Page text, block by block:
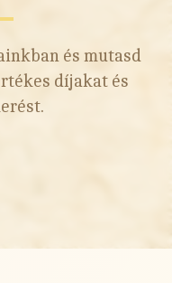
és mutasd
díjakat és